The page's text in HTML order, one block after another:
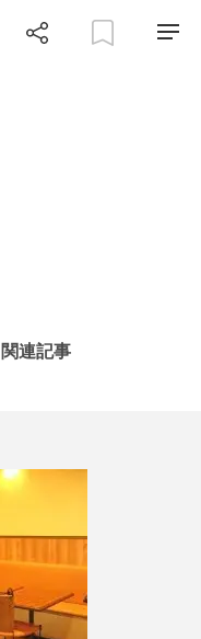
関連記事